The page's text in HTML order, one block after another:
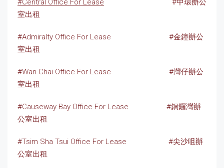
#Central Office For Lease
#中環辦公
室出租
#Admiralty Office For Lease
#金鐘辦公
室出租
#Wan Chai Office For Lease
#灣仔辦公
室出租
#Causeway Bay Office For Lease
#銅鑼灣辦
公室出租
#Tsim Sha Tsui Office For Lease
#尖沙咀辦
公室出租